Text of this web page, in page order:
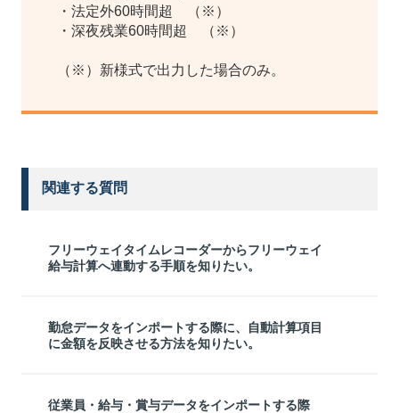
・法定外60時間超 （※）
・深夜残業60時間超 （※）
（※）新様式で出力した場合のみ。
関連する質問
フリーウェイタイムレコーダーからフリーウェイ
給与計算へ連動する手順を知りたい。
勤怠データをインポートする際に、自動計算項目
に金額を反映させる方法を知りたい。
従業員・給与・賞与データをインポートする際